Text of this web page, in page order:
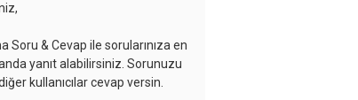
Soru & Cevap ile sorularınıza en
yanıt alabilirsiniz. Sorunuzu
kullanıcılar cevap versin.